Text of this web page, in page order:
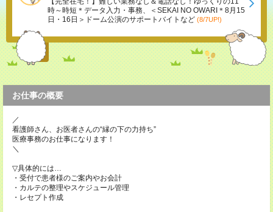
時～時短＊データ入力・事務、＜SEKAI NO OWARI＊8月15
日・16日＞ドーム公演のサポートバイトなど (8/7UP!)
お仕事の概要
／
看護師さん、お医者さんの“縁の下の力持ち”
医療事務のお仕事になります！
＼
▽具体的には…
・受付で患者様のご案内やお会計
・カルテの整理やスケジュール管理
・レセプト作成